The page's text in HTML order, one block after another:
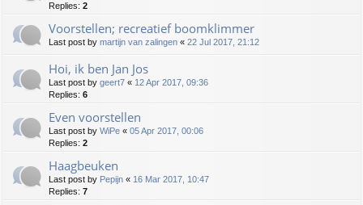
Replies: 2
Voorstellen; recreatief boomklimmer
Last post by martijn van zalingen « 22 Jul 2017, 21:12
Hoi, ik ben Jan Jos
Last post by geert7 « 12 Apr 2017, 09:36
Replies: 6
Even voorstellen
Last post by WiPe « 05 Apr 2017, 00:06
Replies: 2
Haagbeuken
Last post by Pepijn « 16 Mar 2017, 10:47
Replies: 7